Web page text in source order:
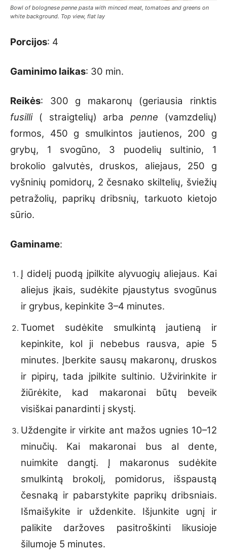
Bowl of bolognese penne pasta with minced meat, tomatoes and greens on
white background. Top view, flat lay
Porcijos: 4
Gaminimo laikas: 30 min.
Reikės: 300 g makaronų (geriausia rinktis
fusilli( straigtelių) arba penne (vamzdelių)
formos, 450 g smulkintos jautienos, 200 g
grybų, 1 svogūno, 3 puodelių sultinio, 1
brokolio galvutės, druskos, aliejaus, 250 g
vyšninių pomidorų, 2 česnako skiltelių, šviežių
petražolių, paprikų dribsnių, tarkuoto kietojo
sūrio.
Gaminame:
Į didelį puodą įpilkite alyvuogių aliejaus. Kai
aliejus įkais, sudėkite pjaustytus svogūnus
ir grybus, kepinkite 3–4 minutes.
Tuomet sudėkite smulkintą jautieną ir
kepinkite, kol ji nebebus rausva, apie 5
minutes. Įberkite sausų makaronų, druskos
ir pipirų, tada įpilkite sultinio. Užvirinkite ir
žiūrėkite, kad makaronai būtų beveik
visiškai panardinti į skystį.
Uždengite ir virkite ant mažos ugnies 10–12
minučių. Kai makaronai bus al dente,
nuimkite dangtį. Į makaronus sudėkite
smulkintą brokolį, pomidorus, išspaustą
česnaką ir pabarstykite paprikų dribsniais.
Išmaišykite ir uždenkite. Išjunkite ugnį ir
palikite daržoves pasitroškinti likusioje
šilumoje 5 minutes.